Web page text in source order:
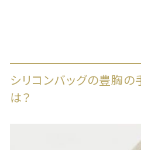
シリコンバッグの豊胸の
は？